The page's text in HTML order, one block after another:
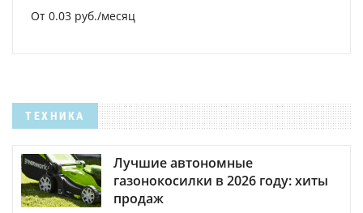
От 0.03 руб./месяц
ТЕХНИКА
Лучшие автономные
газонокосилки в 2026 году: хиты
продаж